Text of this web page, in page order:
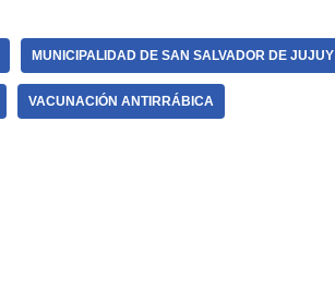
MUNICIPALIDAD DE SAN SALVADOR DE JUJUY
VACUNACIÓN ANTIRRÁBICA